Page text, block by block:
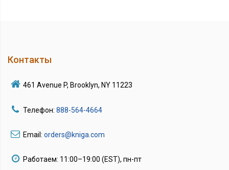
Контакты
461 Avenue P, Brooklyn, NY 11223
Телефон: 888-564-4664
Email: orders@kniga.com
Работаем: 11:00–19:00 (EST), пн-пт